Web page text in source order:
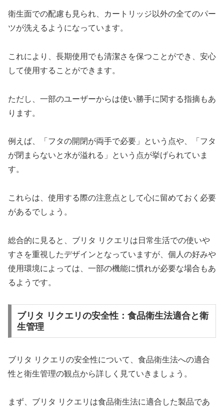
衛生面での配慮も見られ、カートリッジ以外の全てのパー
ツが洗えるようになっています。
これにより、長期使用でも清潔さを保つことができ、安心
して使用することができます。
ただし、一部のユーザーからは使い勝手に関する指摘もあ
ります。
例えば、「フタの開閉が両手で必要」という点や、「フタ
が閉まらないと水が溢れる」という点が挙げられていま
す。
これらは、使用する際の注意点として心に留めておく必要
があるでしょう。
総合的に見ると、ブリタ リクエリは日常生活での使いや
すさを重視したデザインとなっていますが、個人の好みや
使用環境によっては、一部の機能に慣れが必要な場合もあ
るようです。
ブリタ リクエリの安全性：食品衛生法適合と衛
生管理
ブリタ リクエリの安全性について、食品衛生法への適合
性と衛生管理の観点から詳しく見ていきましょう。
まず、ブリタ リクエリは食品衛生法に適合した製品であ